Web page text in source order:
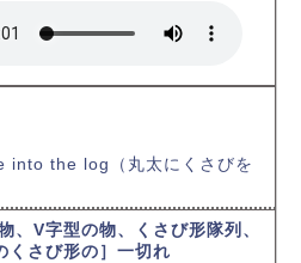
into the log（丸太にくさびを
、V字型の物、くさび形隊列、
くさび形の］一切れ